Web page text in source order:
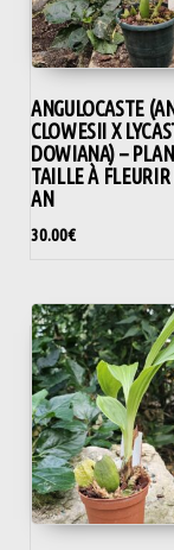
ANGULOCASTE
CLOWESII X
DOWIANA) –
TAILLE À FLEURIR
AN
30.00€